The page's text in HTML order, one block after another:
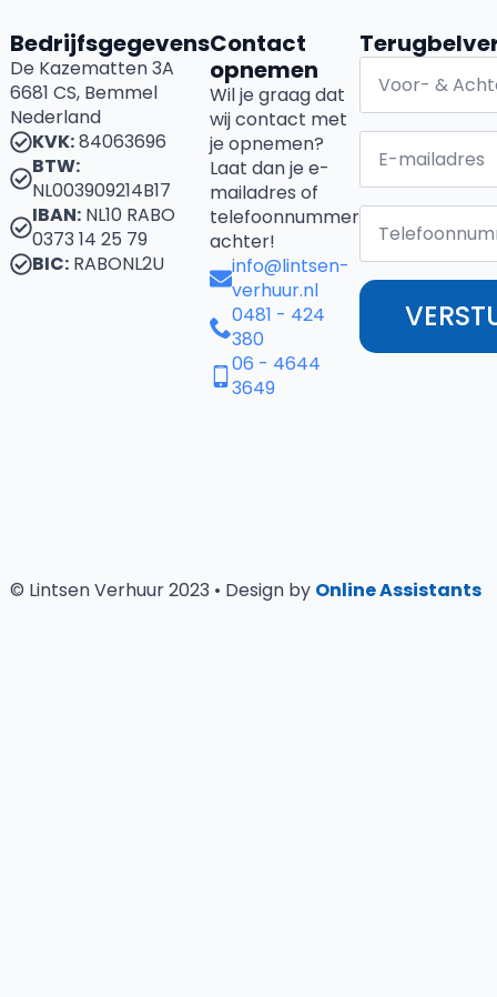
Bedrijfsgegevens
De Kazematten 3A
6681 CS, Bemmel
Nederland
KVK:84063696
BTW:
NL003909214B17
IBAN:NL10 RABO
0373 14 25 79
BIC:RABONL2U
Contact
opnemen
Wil je graag dat
wij contact met
je opnemen?
Laat dan je e-
mailadres of
telefoonnummer
achter!
info@lintsen-
verhuur.nl
0481 - 424
380
06 - 4644
3649
© Lintsen Verhuur 2023 • Design by Online Assistants